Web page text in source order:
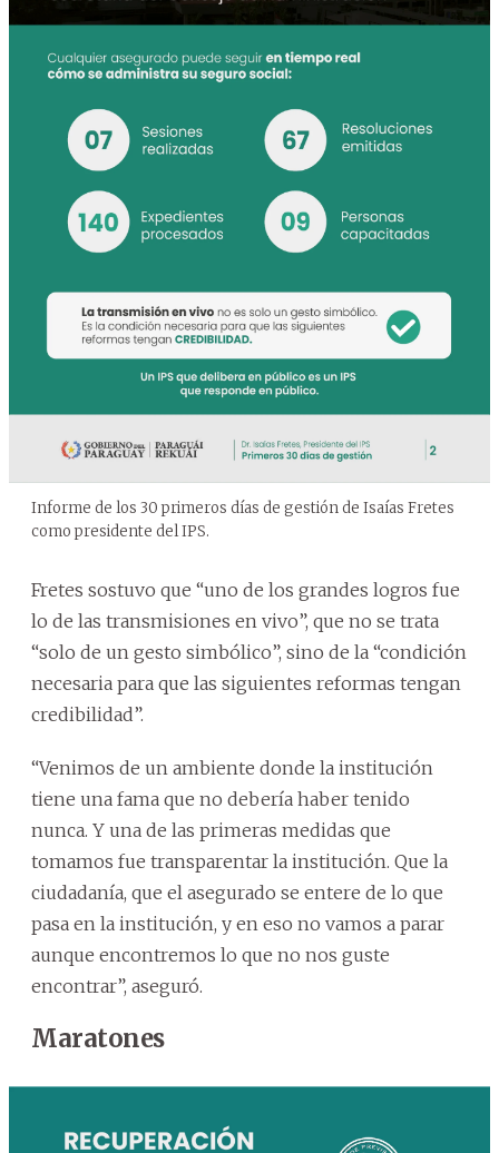
Informe de los 30 primeros días de gestión de Isaías Fretes
como presidente del IPS.
Fretes sostuvo que “uno de los grandes logros fue
lo de las transmisiones en vivo”, que no se trata
“solo de un gesto simbólico”, sino de la “condición
necesaria para que las siguientes reformas tengan
credibilidad”.
“Venimos de un ambiente donde la institución
tiene una fama que no debería haber tenido
nunca. Y una de las primeras medidas que
tomamos fue transparentar la institución. Que la
ciudadanía, que el asegurado se entere de lo que
pasa en la institución, y en eso no vamos a parar
aunque encontremos lo que no nos guste
encontrar”, aseguró.
Maratones